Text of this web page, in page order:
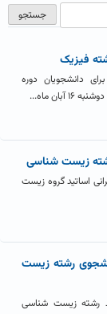
فیزیک
دانشجویان دوره
ماه...
زیست شناسی
اساتید گروه زیست
رشته زیست
رشته زیست شناسی